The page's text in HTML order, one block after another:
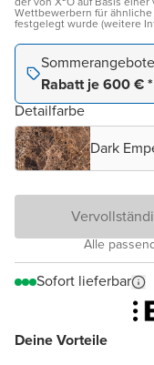
Deine Vorteile
Wettbewerbern für
festgelegt wurde (weitere
Rabatt je 600 € *
Detailfarbe
Dark
Alle
Sofort lieferbar